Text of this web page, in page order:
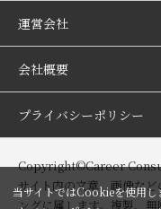
運営会社
会社概要
プライバシーポリシー
Copyright©Career
サイト内の文章、画像な
ングに属します。複製、無
当サイトではCookieを使用